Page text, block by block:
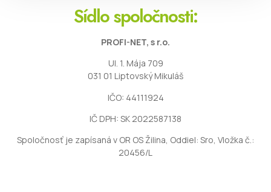
Sídlo spoločnosti:
PROFI-NET, s r.o.
Ul. 1. Mája 709
031 01 Liptovský Mikuláš
IČO: 44111924
IČ DPH: SK 2022587138
Spoločnosť je zapísaná v OR OS Žilina, Oddiel: Sro, Vložka č.:
20456/L